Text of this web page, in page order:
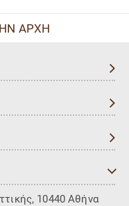
ΑΡΧΗ
10440 Αθήνα